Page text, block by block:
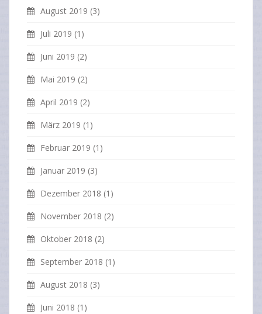
August 2019 (3)
Juli 2019 (1)
Juni 2019 (2)
Mai 2019 (2)
April 2019 (2)
März 2019 (1)
Februar 2019 (1)
Januar 2019 (3)
Dezember 2018 (1)
November 2018 (2)
Oktober 2018 (2)
September 2018 (1)
August 2018 (3)
Juni 2018 (1)